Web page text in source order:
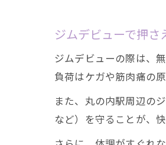
ジムデビューで押さ
ジムデビューの際は、
負荷はケガや筋肉痛の原
また、丸の内駅周辺の
など）を守ることが、